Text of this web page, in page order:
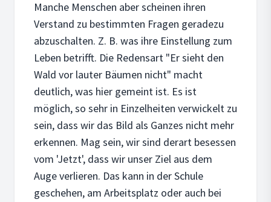
Manche Menschen aber scheinen ihren
Verstand zu bestimmten Fragen geradezu
abzuschalten. Z. B. was ihre Einstellung zum
Leben betrifft. Die Redensart "Er sieht den
Wald vor lauter Bäumen nicht" macht
deutlich, was hier gemeint ist. Es ist
möglich, so sehr in Einzelheiten verwickelt zu
sein, dass wir das Bild als Ganzes nicht mehr
erkennen. Mag sein, wir sind derart besessen
vom 'Jetzt', dass wir unser Ziel aus dem
Auge verlieren. Das kann in der Schule
geschehen, am Arbeitsplatz oder auch bei